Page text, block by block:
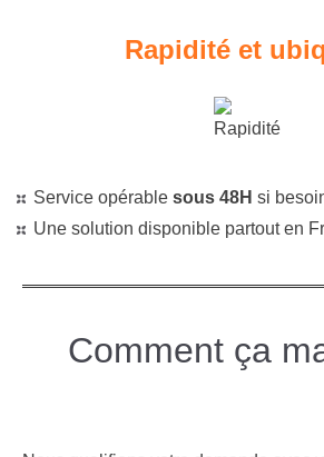
Rapidité et
Service opérable sous 48H si
Une solution disponible partout en
Comment ça